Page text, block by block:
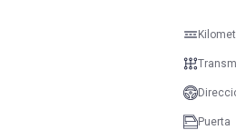
Puerta